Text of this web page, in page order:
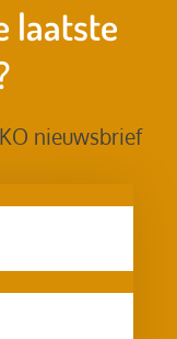
laatste
nieuwsbrief